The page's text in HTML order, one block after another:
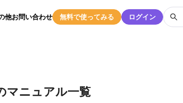
他お問い合わせ 無料で使ってみる ログイン
マニュアル一覧